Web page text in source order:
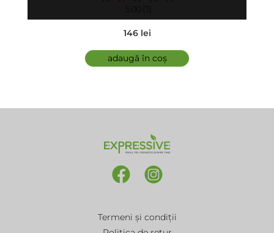
5.00 (3)
146 lei
adaugă în coș
Termeni și condiții